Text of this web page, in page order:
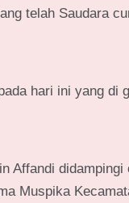
telah Saudara
hari ini yang di
Affandi
Muspika